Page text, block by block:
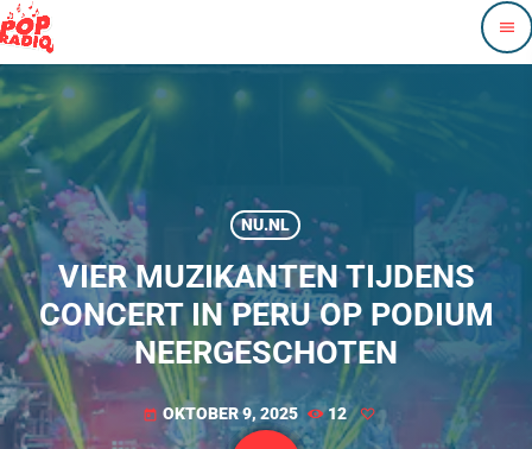
menu
NU.NL
VIER MUZIKANTEN TIJDENS
CONCERT IN PERU OP PODIUM
NEERGESCHOTEN
today OKTOBER 9, 2025 12